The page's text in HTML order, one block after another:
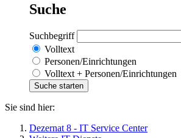
Suche
Suchbegriff
Volltext
Personen/Einrichtungen
Volltext + Personen/Einrichtungen
Sie sind hier:
Dezernat 8 - IT Service Center